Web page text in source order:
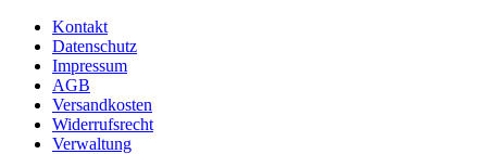
Kontakt
Datenschutz
Impressum
AGB
Versandkosten
Widerrufsrecht
Verwaltung